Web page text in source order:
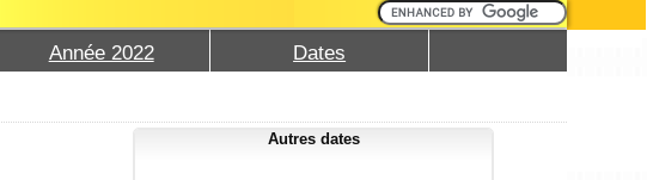
Année 2022 Dates
Autres dates